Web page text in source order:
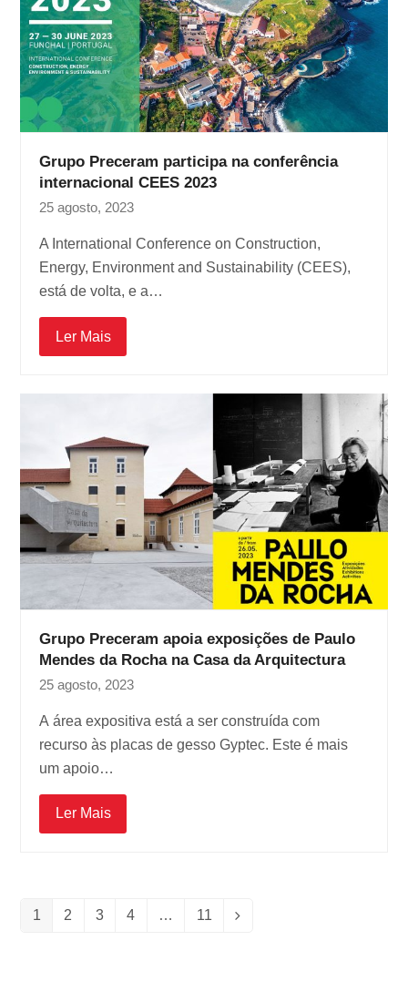
Grupo Preceram participa na conferência
internacional CEES 2023
25 agosto, 2023
A International Conference on Construction,
Energy, Environment and Sustainability (CEES),
está de volta, e a…
Ler Mais
Grupo Preceram apoia exposições de Paulo
Mendes da Rocha na Casa da Arquitectura
25 agosto, 2023
A área expositiva está a ser construída com
recurso às placas de gesso Gyptec. Este é mais
um apoio…
Ler Mais
Page
1 Page
2 Page
3 Page
4 … Page
11 Siguiente